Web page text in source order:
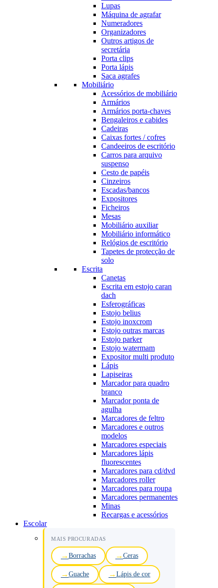
Lupas
Máquina de agrafar
Numeradores
Organizadores
Outros artigos de
secretária
Porta clips
Porta lápis
Saca agrafes
Mobiliário
Acessórios de mobiliário
Armários
Armários porta-chaves
Bengaleiros e cabides
Cadeiras
Caixas fortes / cofres
Candeeiros de escritório
Carros para arquivo
suspenso
Cesto de papéis
Cinzeiros
Escadas/bancos
Expositores
Ficheiros
Mesas
Mobiliário auxiliar
Mobiliário informático
Relógios de escritório
Tapetes de protecção de
solo
Escrita
Canetas
Escrita em estojo caran
dach
Esferográficas
Estojo belius
Estojo inoxcrom
Estojo outras marcas
Estojo parker
Estojo watermam
Expositor multi produto
Lápis
Lapiseiras
Marcador para quadro
branco
Marcador ponta de
agulha
Marcadores de feltro
Marcadores e outros
modelos
Marcadores especiais
Marcadores lápis
fluorescentes
Marcadores para cd/dvd
Marcadores roller
Marcadores para roupa
Marcadores permanentes
Minas
Recargas e acessórios
Escolar
MAIS PROCURADAS
Borrachas Ceras
Guache Lápis de cor